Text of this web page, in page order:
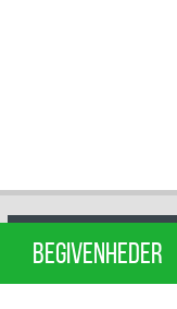
BEGIVENHEDER